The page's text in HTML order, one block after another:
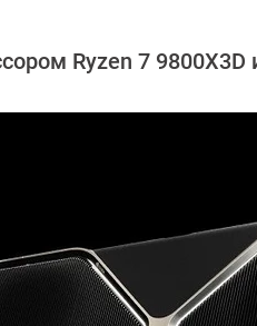
Ryzen 7 9800X3D